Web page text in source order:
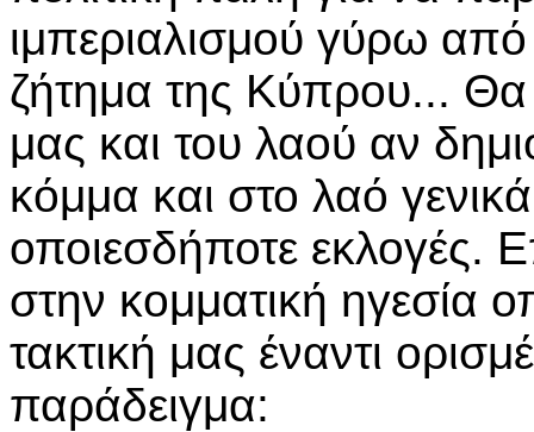
ιμπεριαλισμού γύρω από
ζήτημα της Κύπρου... Θα
μας και του λαού αν
κόμμα και στο λαό
οποιεσδήποτε εκλογές.
στην κομματική ηγεσία
τακτική μας έναντι
παράδειγμα: